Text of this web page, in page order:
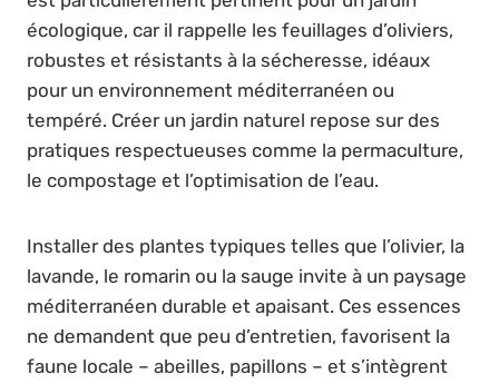
écologique, car il rappelle les feuillages d’oliviers,
robustes et résistants à la sécheresse, idéaux
pour un environnement méditerranéen ou
tempéré. Créer un jardin naturel repose sur des
pratiques respectueuses comme la permaculture,
le compostage et l’optimisation de l’eau.
Installer des plantes typiques telles que l’olivier, la
lavande, le romarin ou la sauge invite à un paysage
méditerranéen durable et apaisant. Ces essences
ne demandent que peu d’entretien, favorisent la
faune locale – abeilles, papillons – et s’intègrent